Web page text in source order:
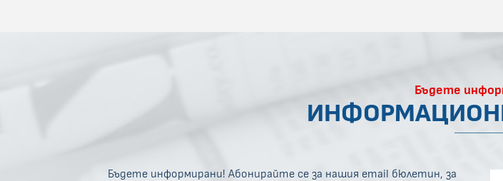
Бъдете
Бъдете информирани! Абонирайте се за нашия email бюлетин, за